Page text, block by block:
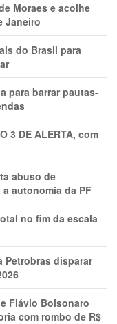
Moraes e acolhe
Janeiro
do Brasil para
para barrar pautas-
3 DE ALERTA, com
abuso de
autonomia da PF
no fim da escala
Petrobras disparar
Flávio Bolsonaro
com rombo de R$